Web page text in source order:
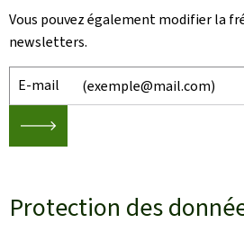
Vous pouvez également modifier la
newsletters.
E-mail
🡒
Protection des